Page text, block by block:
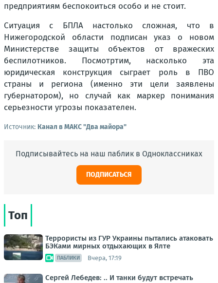
предприятиям беспокоиться особо и не стоит.
Ситуация с БПЛА настолько сложная, что в
Нижегородской области подписан указ о новом
Министерстве защиты объектов от вражеских
беспилотников. Посмотртим, насколько эта
юридическая конструкция сыграет роль в ПВО
страны и региона (именно эти цели заявлены
губернатором), но случай как маркер понимания
серьезности угрозы показателен.
Источник: Канал в МАКС "Два майора"
Подписывайтесь на наш паблик в Одноклассниках
ПОДПИСАТЬСЯ
Топ
Террористы из ГУР Украины пытались атаковать
БЭКами мирных отдыхающих в Ялте
ПАБЛИКИ Вчера, 17:19
Сергей Лебедев: .. И танки будут встречать